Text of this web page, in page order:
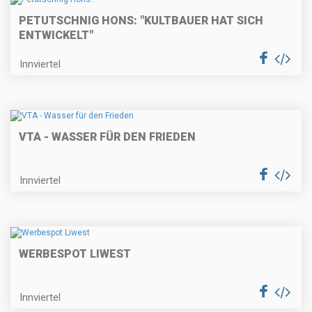
PETUTSCHNIG HONS: "KULTBAUER HAT SICH
ENTWICKELT"
Innviertel
VTA - WASSER FÜR DEN FRIEDEN
Innviertel
WERBESPOT LIWEST
Innviertel